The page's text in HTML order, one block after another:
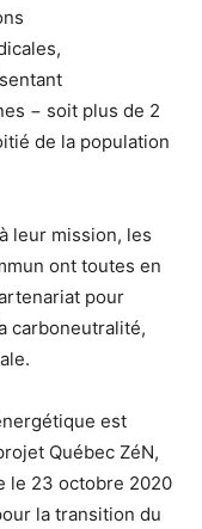
− soit plus de 2
de la population
leur mission, les
ont toutes en
pour
carboneutralité,
est
Québec ZéN,
le 23 octobre 2020
la transition du